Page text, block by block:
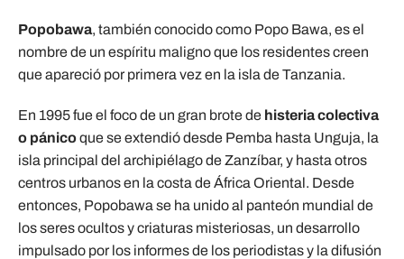
Popobawa, también conocido como Popo Bawa, es el
nombre de un espíritu maligno que los residentes creen
que apareció por primera vez en la isla de Tanzania.
En 1995 fue el foco de un gran brote de histeria colectiva
o pánicoque se extendió desde Pemba hasta Unguja, la
isla principal del archipiélago de Zanzíbar, y hasta otros
centros urbanos en la costa de África Oriental. Desde
entonces, Popobawa se ha unido al panteón mundial de
los seres ocultos y criaturas misteriosas, un desarrollo
impulsado por los informes de los periodistas y la difusión